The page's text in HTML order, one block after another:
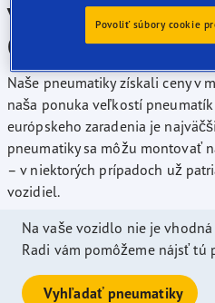
vynikajúce pre
Chrysler
Naše pneumatiky získali ceny v
naša ponuka veľkostí pneumatík
európskeho zaradenia je
pneumatiky sa môžu montovať
– v niektorých prípadoch už
vozidiel.
Na vaše vozidlo nie je
Radi vám pomôžeme nájsť tú
Vyhľadať pneumatiky
Povoliť súbory cookie